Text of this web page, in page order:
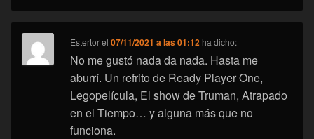
Estertorel07/11/2021 a las 01:12 ha dicho:
No me gustó nada da nada. Hasta me
aburrí. Un refrito de Ready Player One,
Legopelícula, El show de Truman, Atrapado
en el Tiempo… y alguna más que no
funciona.